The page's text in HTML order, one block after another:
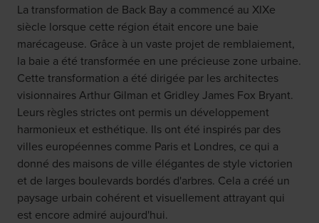
La transformation de Back Bay a commencé au XIXe
siècle lorsque cette région était encore une baie
marécageuse. Grâce à un vaste projet de remblaiement,
la baie a été transformée en une précieuse zone urbaine.
Cette transformation a été dirigée par les architectes
visionnaires Arthur Gilman et Gridley James Fox Bryant.
Leurs règles strictes ont permis un développement
harmonieux et esthétique. Ils ont été inspirés par des
villes européennes comme Paris et Londres, ce qui a
donné des maisons de ville élégantes de style victorien
et de larges boulevards bordés d'arbres. Cela a créé un
paysage urbain cohérent et visuellement attrayant qui
est encore admiré aujourd'hui.